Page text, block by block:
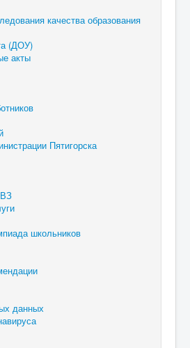
качества образования
(ДОУ)
акты
Пятигорска
школьников
данных